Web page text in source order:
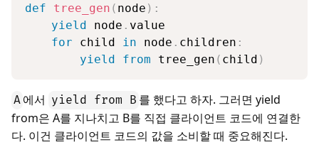
def tree_gen ( node ) :
yield node . value
for child in node . children :
yield
from tree_gen ( child )
A 에서 yield from B 를 했다고 하자. 그러면 yield
from은 A를 지나치고 B를 직접 클라이언트 코드에 연결한
다. 이건 클라이언트 코드의 값을 소비할 때 중요해진다.